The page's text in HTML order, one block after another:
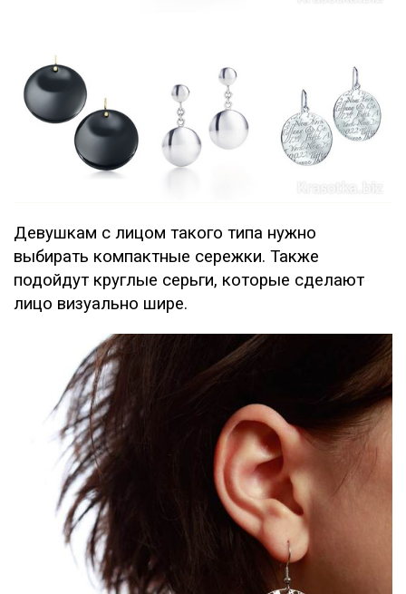
Девушкам с лицом такого типа нужно
выбирать компактные сережки. Также
подойдут круглые серьги, которые сделают
лицо визуально шире.